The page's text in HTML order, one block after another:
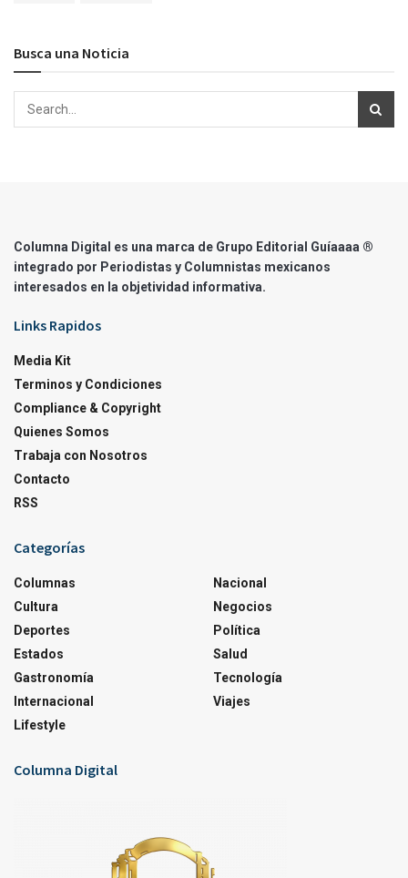
Busca una Noticia
Columna Digital es una marca de Grupo Editorial Guíaaaa ®
integrado por Periodistas y Columnistas mexicanos
interesados en la objetividad informativa.
Links Rapidos
Media Kit
Terminos y Condiciones
Compliance & Copyright
Quienes Somos
Trabaja con Nosotros
Contacto
RSS
Categorías
Columnas
Cultura
Deportes
Estados
Gastronomía
Internacional
Lifestyle
Nacional
Negocios
Política
Salud
Tecnología
Viajes
Columna Digital